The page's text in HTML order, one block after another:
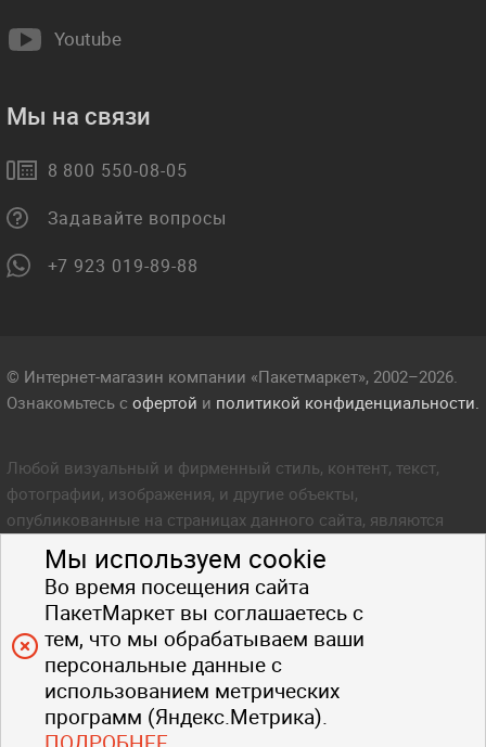
Мы используем cookie
Во время посещения сайта
ПакетМаркет вы соглашаетесь с
тем, что мы обрабатываем ваши
персональные данные с
использованием метрических
программ (Яндекс.Метрика).
Youtube
Мы на связи
8 800 550-08-05
Задавайте вопросы
+7 923 019-89-88
© Интернет-магазин компании «Пакетмаркет», 2002–2026.
Ознакомьтесь с офертой и политикой конфиденциальности.
Любой визуальный и фирменный стиль, контент, текст,
фотографии, изображения, и другие объекты,
опубликованные на страницах данного сайта, являются
объектом прав интеллектуальной собственности компании
Пакетмаркет. Любое копирование стиля, контента, текста,
фотографий, изображений и других объектов данного сайта
запрещено.